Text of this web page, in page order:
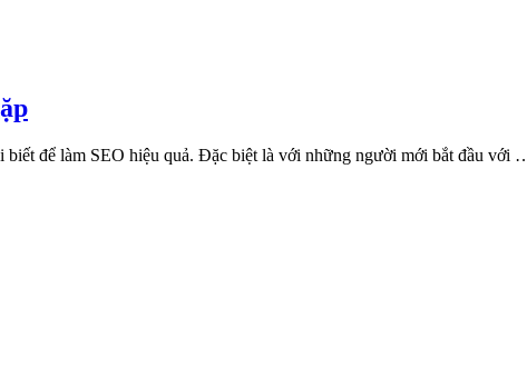
biết để làm SEO hiệu quả. Đặc biệt là với những người mới bắt đầu với